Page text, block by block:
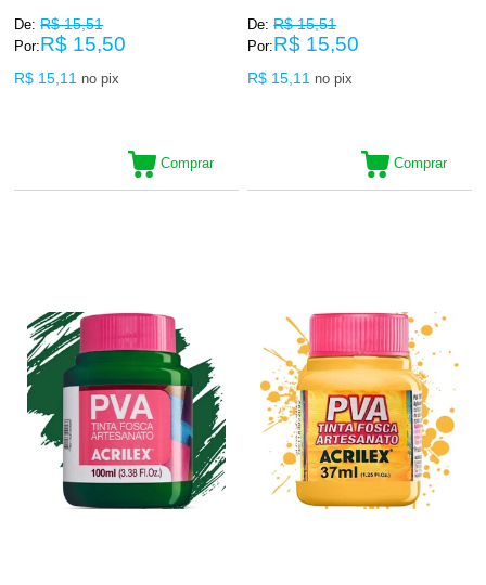
De: R$ 15,51
Por:R$ 15,50
R$ 15,11 no pix
Comprar
De: R$ 15,51
Por:R$ 15,50
R$ 15,11 no pix
Comprar